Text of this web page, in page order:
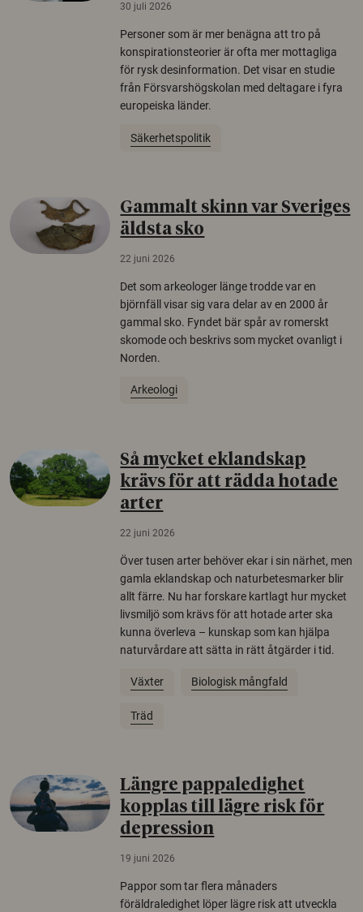
30 juli 2026
Personer som är mer benägna att tro på
konspirationsteorier är ofta mer mottagliga
för rysk desinformation. Det visar en studie
från Försvarshögskolan med deltagare i fyra
europeiska länder.
Säkerhetspolitik
Gammalt skinn var Sveriges
äldsta sko
22 juni 2026
Det som arkeologer länge trodde var en
björnfäll visar sig vara delar av en 2000 år
gammal sko. Fyndet bär spår av romerskt
skomode och beskrivs som mycket ovanligt i
Norden.
Arkeologi
Så mycket eklandskap
krävs för att rädda hotade
arter
22 juni 2026
Över tusen arter behöver ekar i sin närhet, men
gamla eklandskap och naturbetesmarker blir
allt färre. Nu har forskare kartlagt hur mycket
livsmiljö som krävs för att hotade arter ska
kunna överleva – kunskap som kan hjälpa
naturvårdare att sätta in rätt åtgärder i tid.
Växter Biologisk mångfald
Träd
Längre pappaledighet
kopplas till lägre risk för
depression
19 juni 2026
Pappor som tar flera månaders
föräldraledighet löper lägre risk att utveckla